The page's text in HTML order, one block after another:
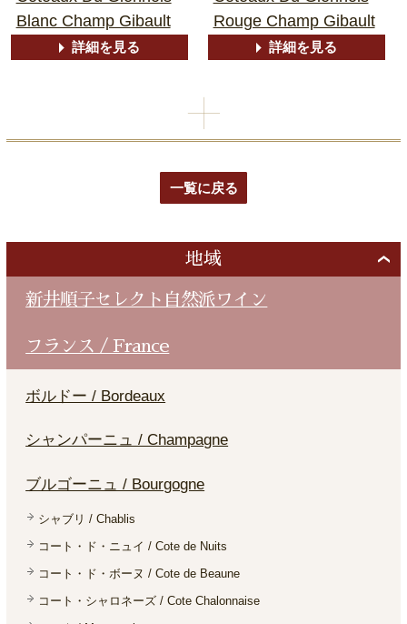
Blanc Champ Gibault
詳細を見る
Rouge Champ Gibault
詳細を見る
一覧に戻る
地域
新井順子セレクト自然派ワイン
フランス / France
ボルドー / Bordeaux
シャンパーニュ / Champagne
ブルゴーニュ / Bourgogne
シャブリ / Chablis
コート・ド・ニュイ / Cote de Nuits
コート・ド・ボーヌ / Cote de Beaune
コート・シャロネーズ / Cote Chalonnaise